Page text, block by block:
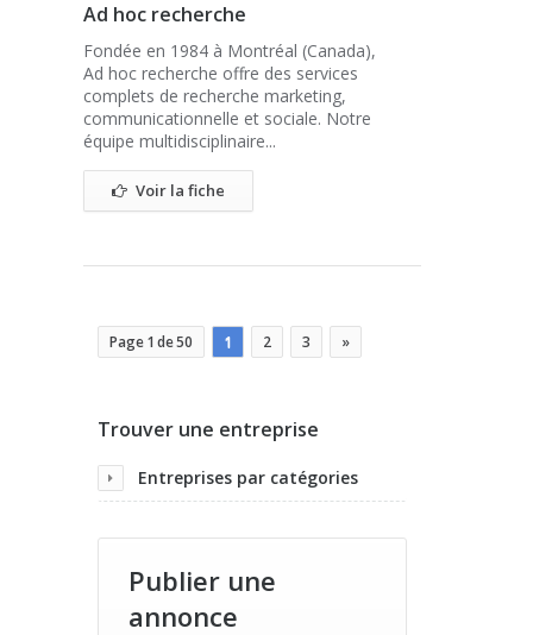
Ad hoc recherche
Fondée en 1984 à Montréal (Canada),
Ad hoc recherche offre des services
complets de recherche marketing,
communicationnelle et sociale. Notre
équipe multidisciplinaire...
Voir la fiche
Page 1 de 50 1 2 3 »
Trouver une entreprise
Entreprises par catégories
Publier une
annonce